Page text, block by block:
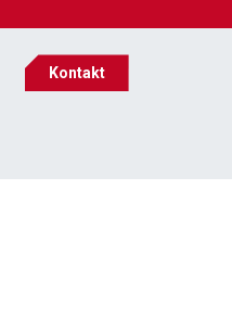
Kontakt